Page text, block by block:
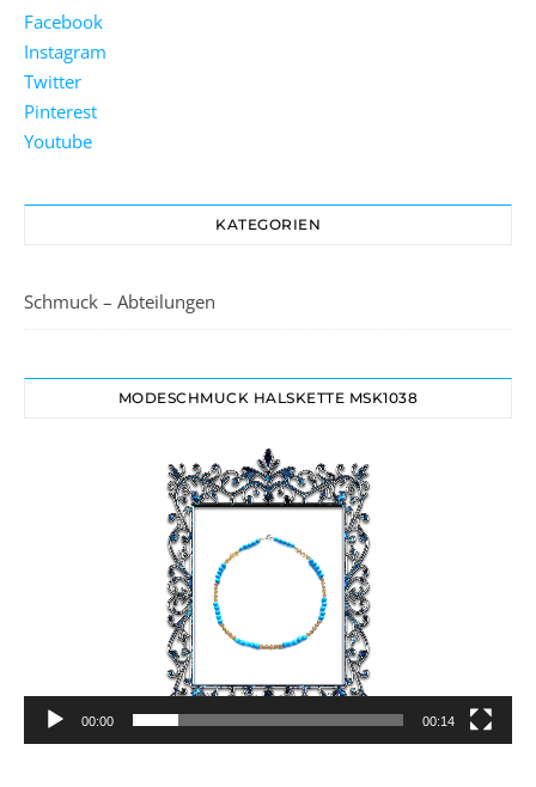
Facebook
Instagram
Twitter
Pinterest
Youtube
KATEGORIEN
Schmuck – Abteilungen
MODESCHMUCK HALSKETTE MSK1038
00:00 00:14